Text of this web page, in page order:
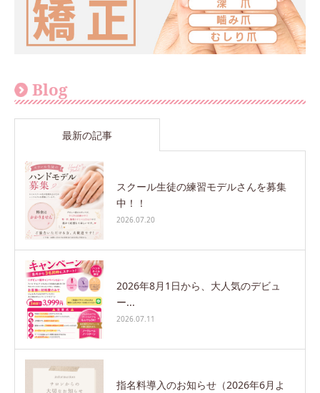
Blog
最新の記事
スクール生徒の練習モデルさんを募集
中！！
2026.07.20
2026年8月1日から、大人気のデビュ
ー...
2026.07.11
指名料導入のお知らせ（2026年6月よ